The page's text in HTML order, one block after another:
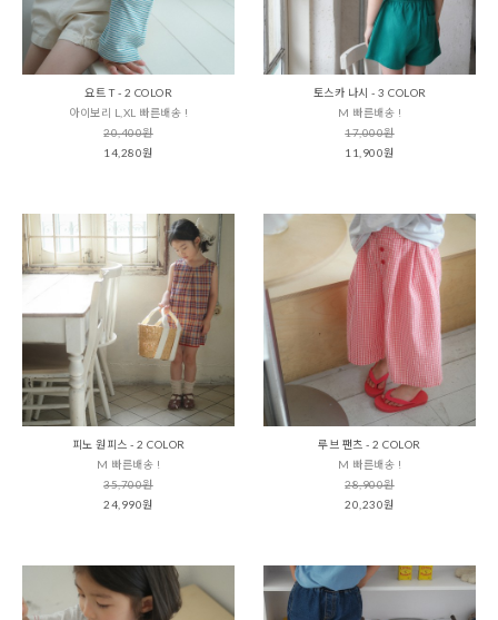
요트 T - 2 COLOR
아이보리 L,XL 빠른배송 !
20,400원
14,280원
토스카 나시 - 3 COLOR
M 빠른배송 !
17,000원
11,900원
피노 원피스 - 2 COLOR
M 빠른배송 !
35,700원
24,990원
루브 팬츠 - 2 COLOR
M 빠른배송 !
28,900원
20,230원